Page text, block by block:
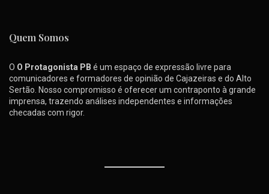
Quem Somos
O O Protagonista PB é um espaço de expressão livre para
comunicadores e formadores de opinião de Cajazeiras e do Alto
Sertão. Nosso compromisso é oferecer um contraponto à grande
imprensa, trazendo análises independentes e informações
checadas com rigor.